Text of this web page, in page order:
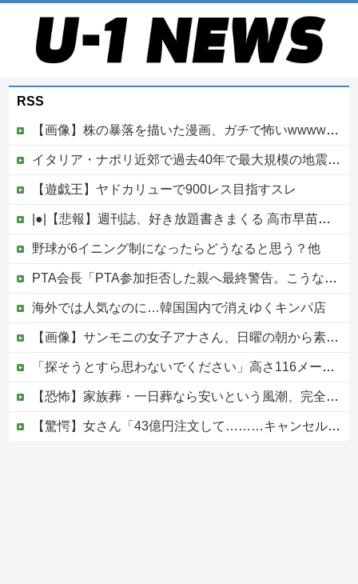
RSS
【画像】株の暴落を描いた漫画、ガチで怖いwwwww
イタリア・ナポリ近郊で過去40年で最大規模の地震「M4.7」の揺れを観測
【遊戯王】ヤドカリューで900レス目指すスレ
|●|【悲報】週刊誌、好き放題書きまくる 高市早苗首相は新公用車の贅を尽くした後部座席でたばこを吸うのが至福の時間「どんどん延びる乗車時間」
野球が6イニング制になったらどうなると思う？他
PTA会長「PTA参加拒否した親へ最終警告。こうなってもいい？」
海外では人気なのに…韓国国内で消えゆくキンパ店
【画像】サンモニの女子アナさん、日曜の朝から素材を提供してしまう
「探そうとすら思わないでください」高さ116メートル、世界一高い木が地図から消された理由
【恐怖】家族葬・一日葬なら安いという風潮、完全に嘘だった・・・・
【驚愕】女さん「43億円注文して………キャンセルっと！」←こいつの目的って一体なんなの？？？？？？？